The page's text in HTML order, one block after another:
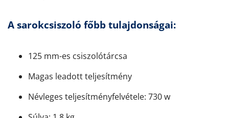
A sarokcsiszoló főbb tulajdonságai:
125 mm-es csiszolótárcsa
Magas leadott teljesítmény
Névleges teljesítményfelvétele: 730 w